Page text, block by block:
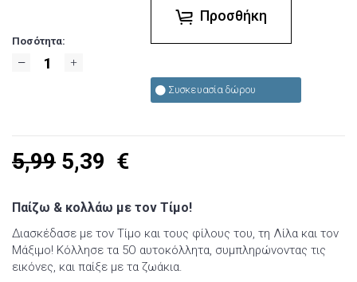
Ποσότητα:
Προσθήκη
Συσκευασία δώρου
5,99 5,39 €
Παίζω & κολλάω με τον Τίμο!
Διασκέδασε με τον Τίμο και τους φίλους του, τη Λίλα και τον
Μάξιμο! Κόλλησε τα 5Ο αυτοκόλλητα, συμπληρώνοντας τις
εικόνες, και παίξε με τα ζωάκια.